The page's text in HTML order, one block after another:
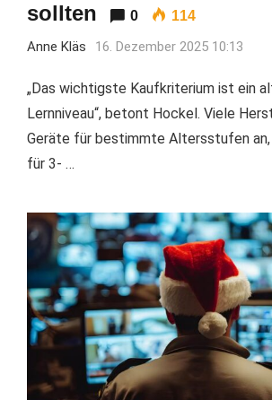
sollten 0 114
Anne Kläs 16. Dezember 2025 10:13
„Das wichtigste Kaufkriterium ist ein
Lernniveau“, betont Hockel. Viele
Geräte für bestimmte Altersstufen
für 3- …